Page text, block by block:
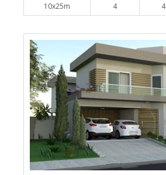
10x25m 4 4